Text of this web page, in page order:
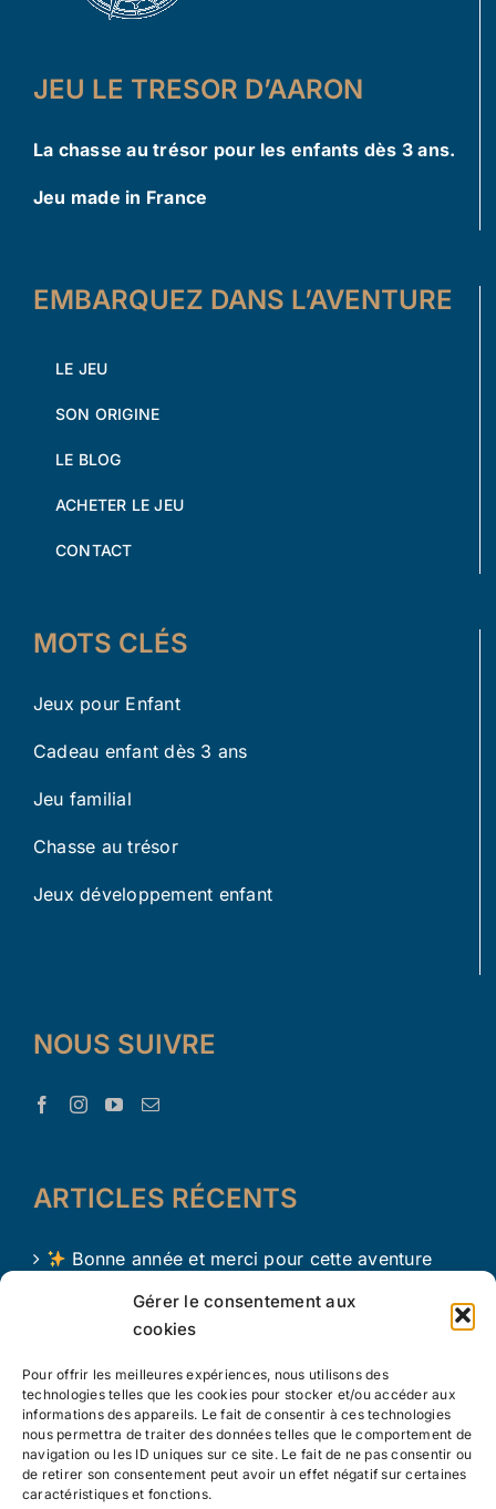
Gérer le consentement aux
cookies
Pour offrir les meilleures expériences, nous utilisons des
technologies telles que les cookies pour stocker et/ou accéder aux
informations des appareils. Le fait de consentir à ces technologies
nous permettra de traiter des données telles que le comportement de
navigation ou les ID uniques sur ce site. Le fait de ne pas consentir ou
de retirer son consentement peut avoir un effet négatif sur certaines
caractéristiques et fonctions.
JEU LE TRESOR D’AARON
La chasse au trésor pour les enfants dès 3 ans.
Jeu made in France
EMBARQUEZ DANS L’AVENTURE
LE JEU
SON ORIGINE
LE BLOG
ACHETER LE JEU
CONTACT
MOTS CLÉS
Jeux pour Enfant
Cadeau enfant dès 3 ans
Jeu familial
Chasse au trésor
Jeux développement enfant
NOUS SUIVRE
ARTICLES RÉCENTS
Bonne année et merci pour cette aventure
avec Le Trésor d’Aaron !
Le Trésor d Aaron en 2024 !
L’apprentissage par le jeu chez les tout petits